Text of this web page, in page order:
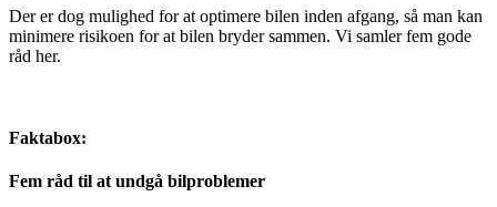
Der er dog mulighed for at optimere bilen inden afgang, så man kan
minimere risikoen for at bilen bryder sammen. Vi samler fem gode
råd her.
Faktabox:
Fem råd til at undgå bilproblemer